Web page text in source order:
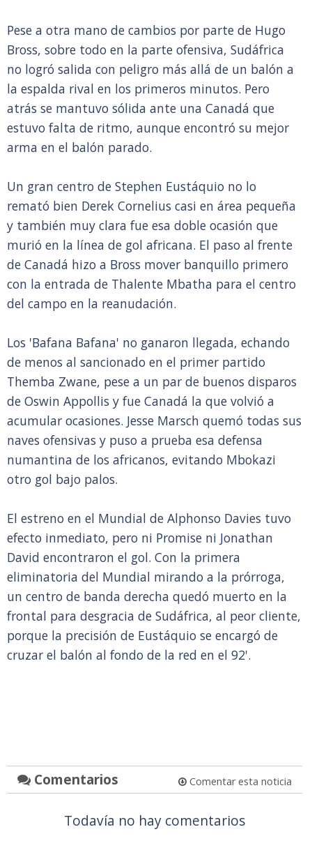
Pese a otra mano de cambios por parte de Hugo
Bross, sobre todo en la parte ofensiva, Sudáfrica
no logró salida con peligro más allá de un balón a
la espalda rival en los primeros minutos. Pero
atrás se mantuvo sólida ante una Canadá que
estuvo falta de ritmo, aunque encontró su mejor
arma en el balón parado.
Un gran centro de Stephen Eustáquio no lo
remató bien Derek Cornelius casi en área pequeña
y también muy clara fue esa doble ocasión que
murió en la línea de gol africana. El paso al frente
de Canadá hizo a Bross mover banquillo primero
con la entrada de Thalente Mbatha para el centro
del campo en la reanudación.
Los 'Bafana Bafana' no ganaron llegada, echando
de menos al sancionado en el primer partido
Themba Zwane, pese a un par de buenos disparos
de Oswin Appollis y fue Canadá la que volvió a
acumular ocasiones. Jesse Marsch quemó todas sus
naves ofensivas y puso a prueba esa defensa
numantina de los africanos, evitando Mbokazi
otro gol bajo palos.
El estreno en el Mundial de Alphonso Davies tuvo
efecto inmediato, pero ni Promise ni Jonathan
David encontraron el gol. Con la primera
eliminatoria del Mundial mirando a la prórroga,
un centro de banda derecha quedó muerto en la
frontal para desgracia de Sudáfrica, al peor cliente,
porque la precisión de Eustáquio se encargó de
cruzar el balón al fondo de la red en el 92'.
Comentarios Comentar esta noticia
Todavía no hay comentarios